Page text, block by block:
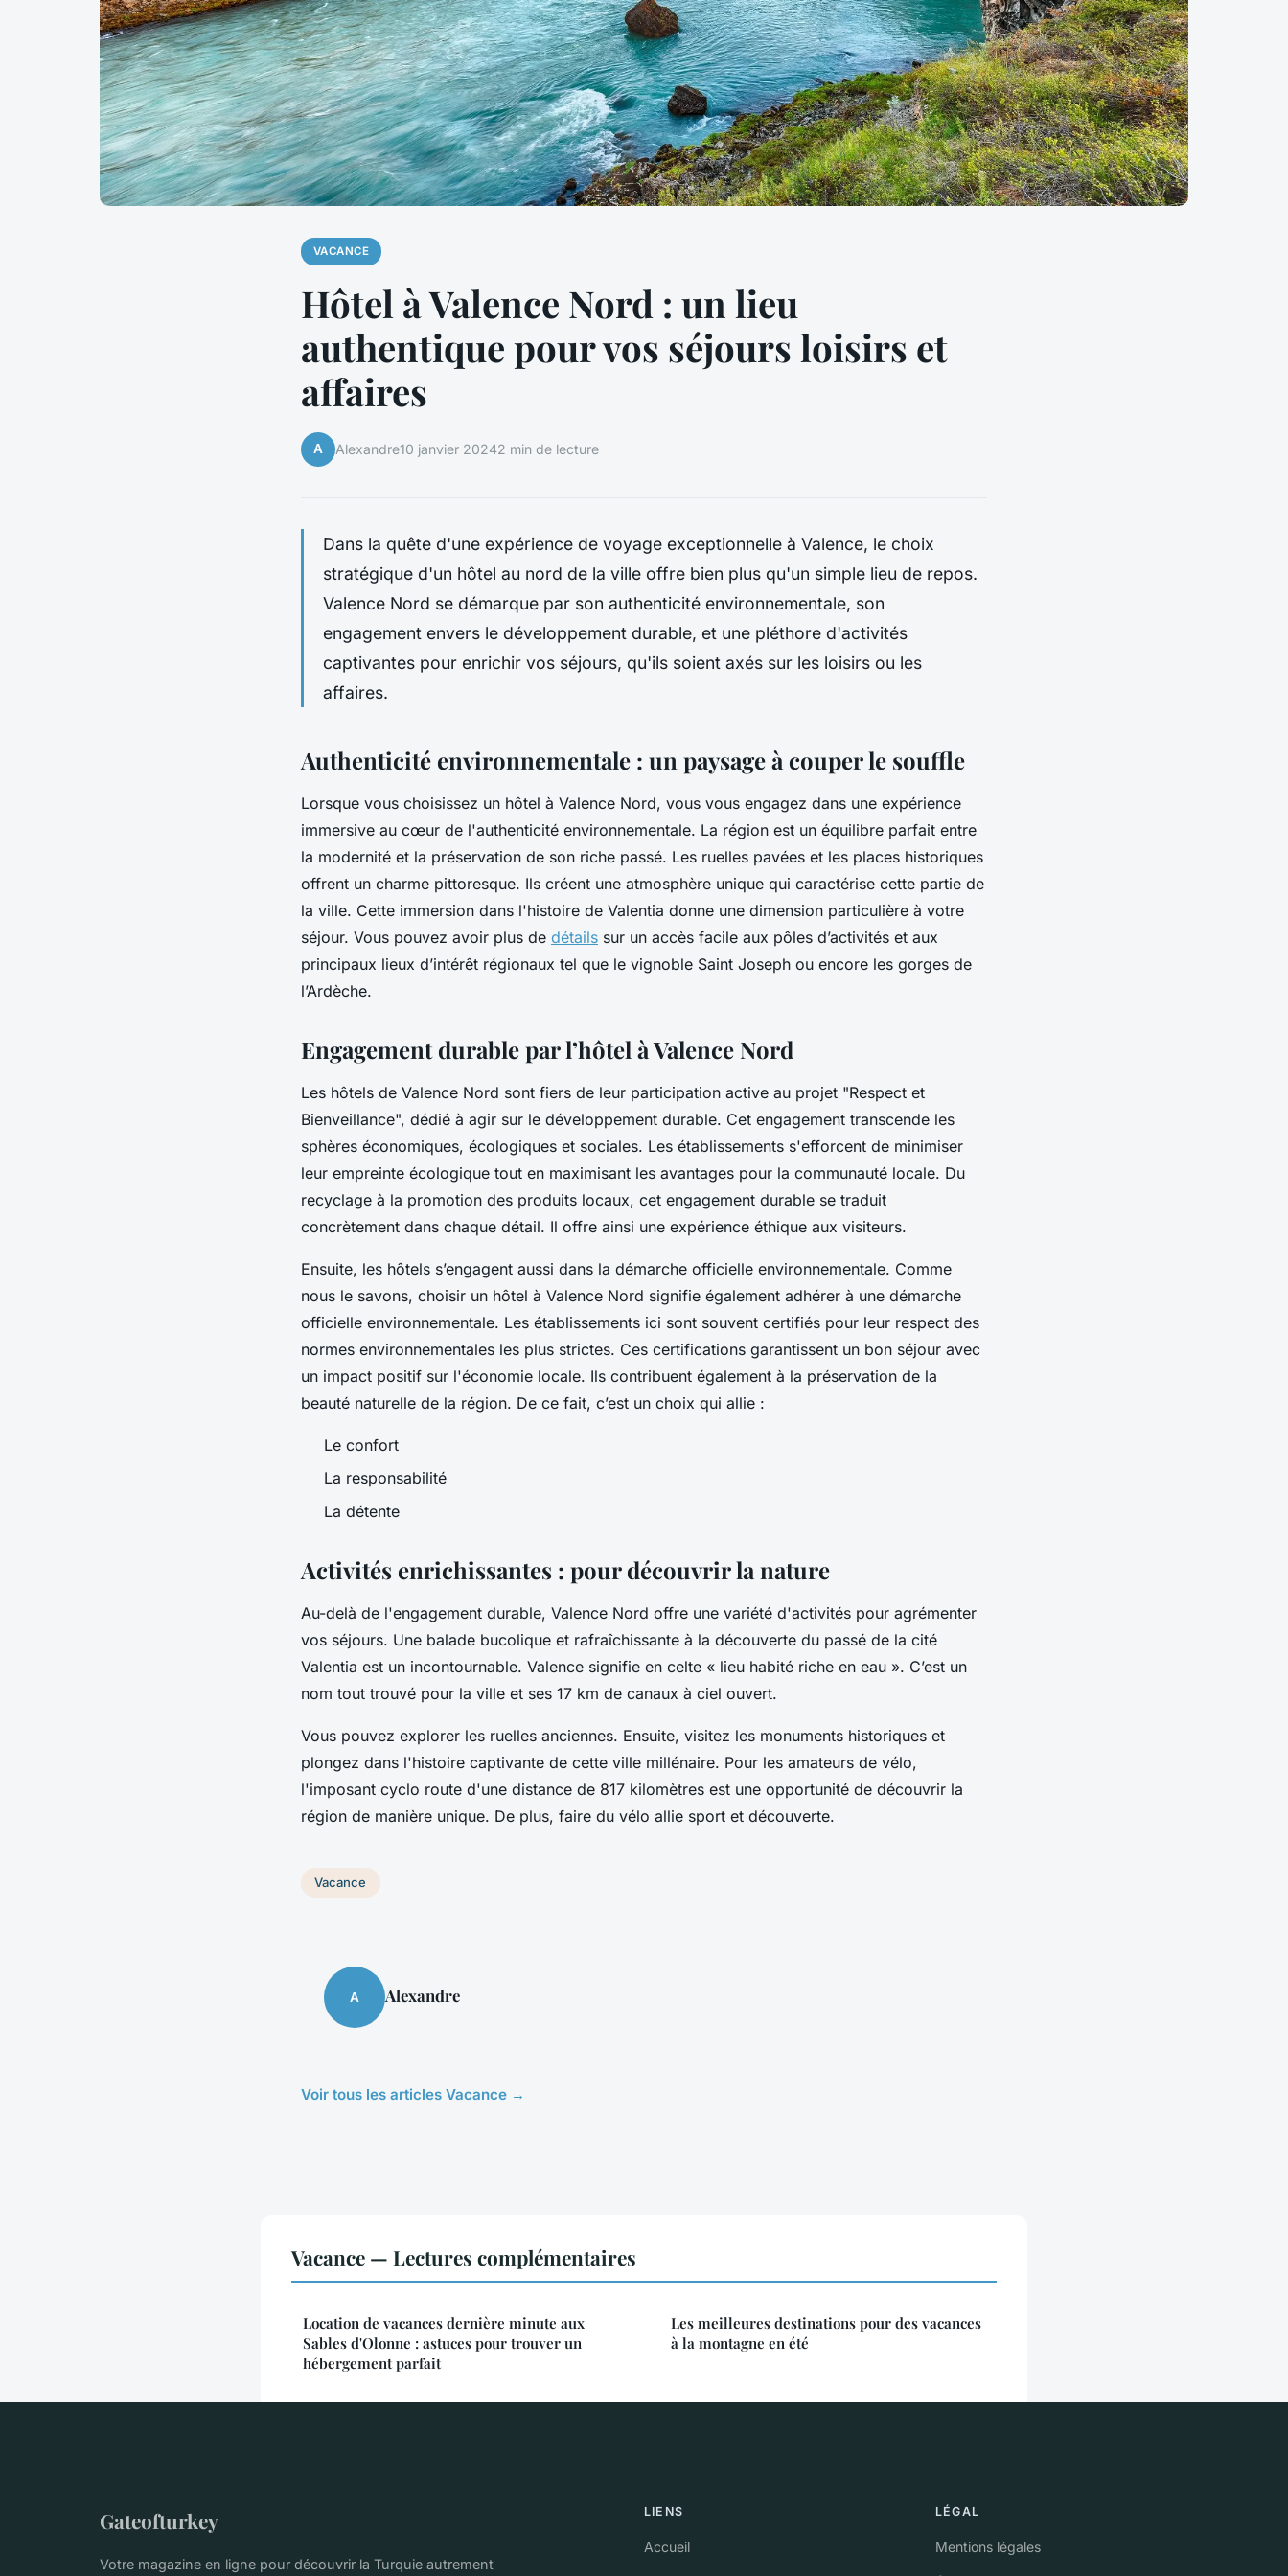
VACANCE
Hôtel à Valence Nord : un lieu
authentique pour vos séjours loisirs et
affaires
A Alexandre10 janvier 20242 min de lecture
Dans la quête d'une expérience de voyage exceptionnelle à Valence, le choix
stratégique d'un hôtel au nord de la ville offre bien plus qu'un simple lieu de repos.
Valence Nord se démarque par son authenticité environnementale, son
engagement envers le développement durable, et une pléthore d'activités
captivantes pour enrichir vos séjours, qu'ils soient axés sur les loisirs ou les
affaires.
Authenticité environnementale : un paysage à couper le souffle
Lorsque vous choisissez un hôtel à Valence Nord, vous vous engagez dans une expérience
immersive au cœur de l'authenticité environnementale. La région est un équilibre parfait entre
la modernité et la préservation de son riche passé. Les ruelles pavées et les places historiques
offrent un charme pittoresque. Ils créent une atmosphère unique qui caractérise cette partie de
la ville. Cette immersion dans l'histoire de Valentia donne une dimension particulière à votre
séjour. Vous pouvez avoir plus de détails sur un accès facile aux pôles d’activités et aux
principaux lieux d’intérêt régionaux tel que le vignoble Saint Joseph ou encore les gorges de
l’Ardèche.
Engagement durable par l’hôtel à Valence Nord
Les hôtels de Valence Nord sont fiers de leur participation active au projet "Respect et
Bienveillance", dédié à agir sur le développement durable. Cet engagement transcende les
sphères économiques, écologiques et sociales. Les établissements s'efforcent de minimiser
leur empreinte écologique tout en maximisant les avantages pour la communauté locale. Du
recyclage à la promotion des produits locaux, cet engagement durable se traduit
concrètement dans chaque détail. Il offre ainsi une expérience éthique aux visiteurs.
Ensuite, les hôtels s’engagent aussi dans la démarche officielle environnementale. Comme
nous le savons, choisir un hôtel à Valence Nord signifie également adhérer à une démarche
officielle environnementale. Les établissements ici sont souvent certifiés pour leur respect des
normes environnementales les plus strictes. Ces certifications garantissent un bon séjour avec
un impact positif sur l'économie locale. Ils contribuent également à la préservation de la
beauté naturelle de la région. De ce fait, c’est un choix qui allie :
Le confort
La responsabilité
La détente
Activités enrichissantes : pour découvrir la nature
Au-delà de l'engagement durable, Valence Nord offre une variété d'activités pour agrémenter
vos séjours. Une balade bucolique et rafraîchissante à la découverte du passé de la cité
Valentia est un incontournable. Valence signifie en celte « lieu habité riche en eau ». C’est un
nom tout trouvé pour la ville et ses 17 km de canaux à ciel ouvert.
Vous pouvez explorer les ruelles anciennes. Ensuite, visitez les monuments historiques et
plongez dans l'histoire captivante de cette ville millénaire. Pour les amateurs de vélo,
l'imposant cyclo route d'une distance de 817 kilomètres est une opportunité de découvrir la
région de manière unique. De plus, faire du vélo allie sport et découverte.
Vacance
A Alexandre
Voir tous les articles Vacance →
Vacance — Lectures complémentaires
Location de vacances dernière minute aux
Sables d'Olonne : astuces pour trouver un
hébergement parfait
Les meilleures destinations pour des vacances
à la montagne en été
Gateofturkey
Votre magazine en ligne pour découvrir la Turquie autrement
LIENS
Accueil
LÉGAL
Mentions légales